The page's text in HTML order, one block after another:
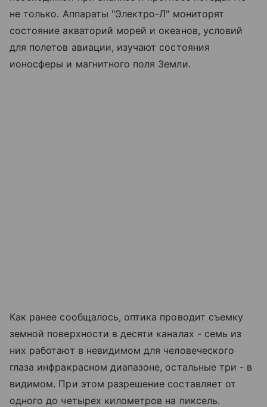
не только. Аппараты "Электро-Л" мониторят
состояние акваторий морей и океанов, условий
для полетов авиации, изучают состояния
ионосферы и магнитного поля Земли.
Как ранее сообщалось, оптика проводит съемку
земной поверхности в десяти каналах - семь из
них работают в невидимом для человеческого
глаза инфракрасном диапазоне, остальные три - в
видимом. При этом разрешение составляет от
одного до четырех километров на пиксель.